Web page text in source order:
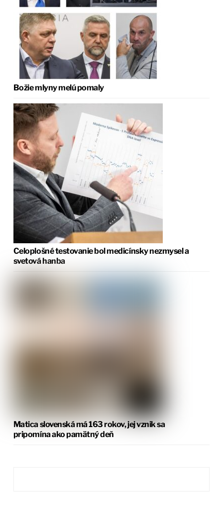
Božie mlyny melú pomaly
Celoplošné testovanie bol medicínsky nezmysel a
svetová hanba
Matica slovenská má 163 rokov, jej vznik sa
pripomína ako pamätný deň